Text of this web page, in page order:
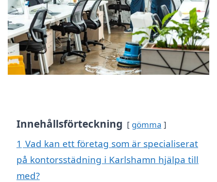
Innehållsförteckning gömma
1 Vad kan ett företag som är specialiserat
på kontorsstädning i Karlshamn hjälpa till
med?